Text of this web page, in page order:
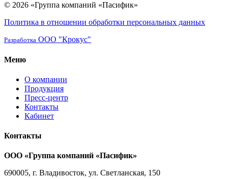
© 2026 «Группа компаний «Пасифик»
Политика в отношении обработки персональных данных
Разработка ООО "Крокус"
Меню
О компании
Продукция
Пресс-центр
Контакты
Кабинет
Контакты
ООО «Группа компаний «Пасифик»
690005, г. Владивосток, ул. Светланская, 150